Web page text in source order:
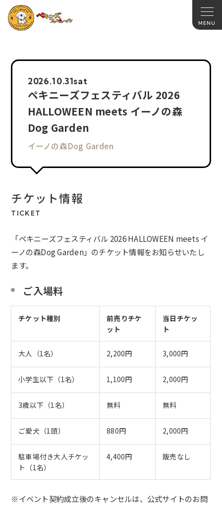
2026.10.31sat
ペキニーズフェスティバル 2026
HALLOWEEN meets イーノの森
Dog Garden
イーノの森Dog Garden
チケット情報
TICKET
「ペキニーズフェスティバル 2026 HALLOWEEN meets イ
ーノの森Dog Garden 」のチケット情報をお知らせいたし
ます。
ご入場料
チケット種別
前売りチケ
ット
当日チケッ
ト
大人（1名） 2,200円 3,000円
小学生以下（1名） 1,100円 2,000円
3歳以下（1名） 無料 無料
ご愛犬（1頭） 880円 2,000円
駐車場付き大人チケッ
ト（1名）
4,400円 販売なし
※イベント契約成立後のキャンセルは、公式サイトのお問